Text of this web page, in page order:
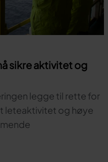
sikre aktivitet og
legge til rette for
leteaktivitet og høye